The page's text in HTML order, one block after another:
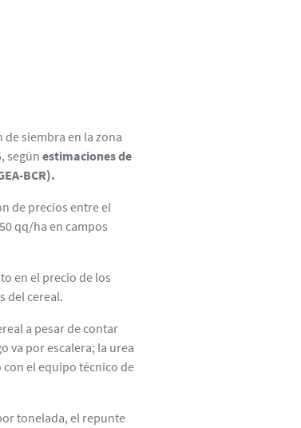
siembra en la zona
segúnestimaciones de
BCR).
de precios entre el
qq/ha en campos
en el precio de los
del cereal.
a pesar de contar
va por escalera; la urea
el equipo técnico de
tonelada, el repunte